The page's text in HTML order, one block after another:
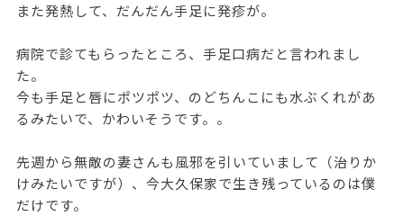
また発熱して、だんだん手足に発疹が。
病院で診てもらったところ、手足口病だと言われまし
た。
今も手足と唇にポツポツ、のどちんこにも水ぶくれがあ
るみたいで、かわいそうです。。
先週から無敵の妻さんも風邪を引いていまして（治りか
けみたいですが）、今大久保家で生き残っているのは僕
だけです。